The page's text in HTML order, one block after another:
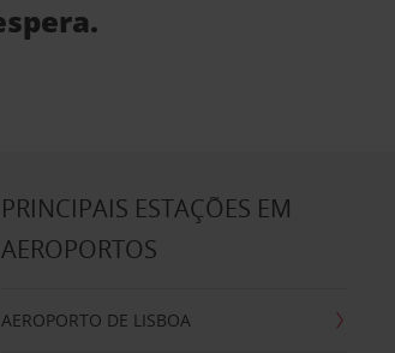
PRINCIPAIS ESTAÇÕES EM
AEROPORTOS
AEROPORTO DE LISBOA